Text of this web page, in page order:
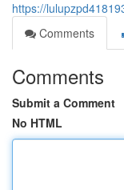
https://
Comments
Comments
Submit a Comment
No HTML